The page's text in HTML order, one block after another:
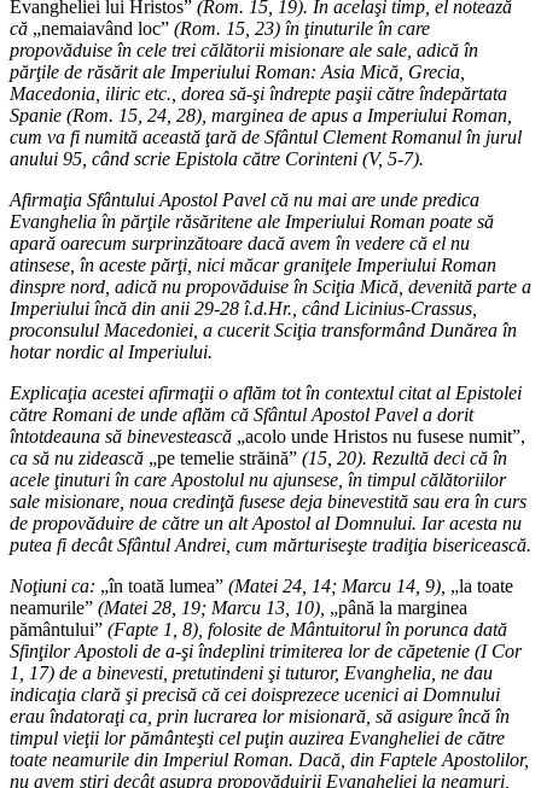
Evangheliei lui Hristos” (Rom. 15, 19). În acelaşi timp, el notează
că „nemaiavând loc” (Rom. 15, 23) în ţinuturile în care
propovăduise în cele trei călătorii misionare ale sale, adică în
părţile de răsărit ale Imperiului Roman: Asia Mică, Grecia,
Macedonia, iliric etc., dorea să-şi îndrepte paşii către îndepărtata
Spanie (Rom. 15, 24, 28), marginea de apus a Imperiului Roman,
cum va fi numită această ţară de Sfântul Clement Romanul în jurul
anului 95, când scrie Epistola către Corinteni (V, 5-7).
Afirmaţia Sfântului Apostol Pavel că nu mai are unde predica
Evanghelia în părţile răsăritene ale Imperiului Roman poate să
apară oarecum surprinzătoare dacă avem în vedere că el nu
atinsese, în aceste părţi, nici măcar graniţele Imperiului Roman
dinspre nord, adică nu propovăduise în Sciţia Mică, devenită parte a
Imperiului încă din anii 29-28 î.d.Hr., când Licinius-Crassus,
proconsulul Macedoniei, a cucerit Sciţia transformând Dunărea în
hotar nordic al Imperiului.
Explicaţia acestei afirmaţii o aflăm tot în contextul citat al Epistolei
către Romani de unde aflăm că Sfântul Apostol Pavel a dorit
întotdeauna să binevestească „acolo unde Hristos nu fusese numit”,
ca să nu zidească „pe temelie străină” (15, 20). Rezultă deci că în
acele ţinuturi în care Apostolul nu ajunsese, în timpul călătoriilor
sale misionare, noua credinţă fusese deja binevestită sau era în curs
de propovăduire de către un alt Apostol al Domnului. Iar acesta nu
putea fi decât Sfântul Andrei, cum mărturiseşte tradiţia bisericească.
Noţiuni ca: „în toată lumea” (Matei 24, 14; Marcu 14, 9), „la toate
neamurile” (Matei 28, 19; Marcu 13, 10), „până la marginea
pământului” (Fapte 1, 8), folosite de Mântuitorul în porunca dată
Sfinţilor Apostoli de a-şi îndeplini trimiterea lor de căpetenie (I Cor
1, 17) de a binevesti, pretutindeni şi tuturor, Evanghelia, ne dau
indicaţia clară şi precisă că cei doisprezece ucenici ai Domnului
erau îndatoraţi ca, prin lucrarea lor misionară, să asigure încă în
timpul vieţii lor pământeşti cel puţin auzirea Evangheliei de către
toate neamurile din Imperiul Roman. Dacă, din Faptele Apostolilor,
nu avem ştiri decât asupra propovăduirii Evangheliei la neamuri,